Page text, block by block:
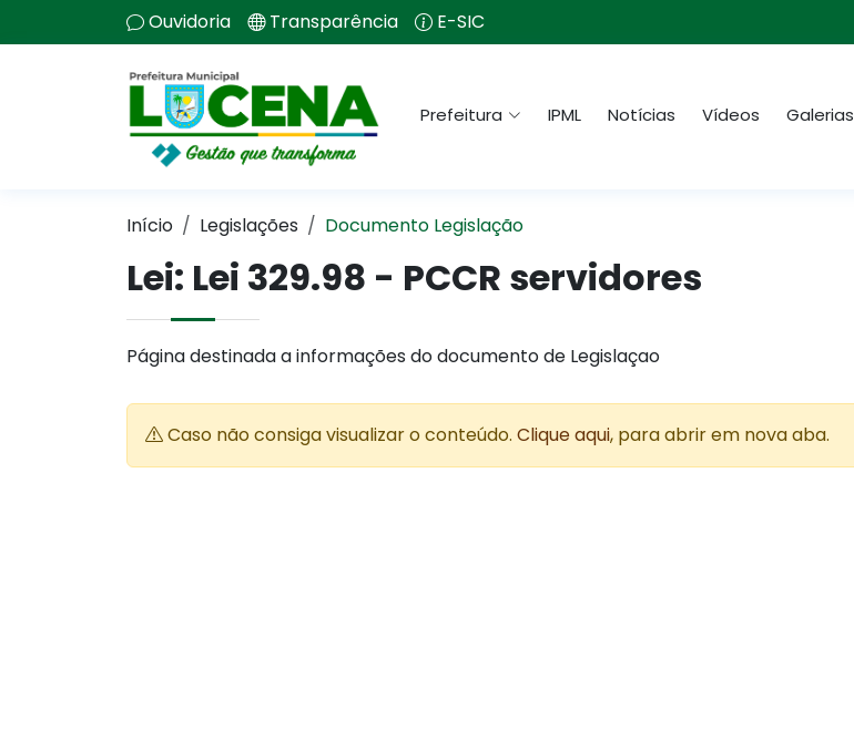
Ouvidoria Transparência E-SIC
Prefeitura IPML Notícias Vídeos Galerias
Início Legislações Documento Legislação
Lei: Lei 329.98 - PCCR servidores
Página destinada a informações do documento de Legislaçao
Caso não consiga visualizar o conteúdo. Clique aqui, para abrir em nova aba.